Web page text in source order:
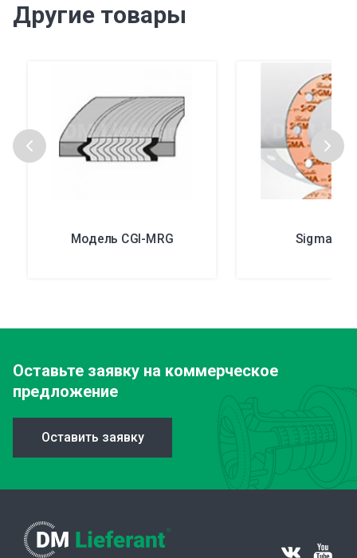
Другие товары
Модель CGI-MRG Sigma®
Оставьте заявку на коммерческое
предложение
Оставить заявку